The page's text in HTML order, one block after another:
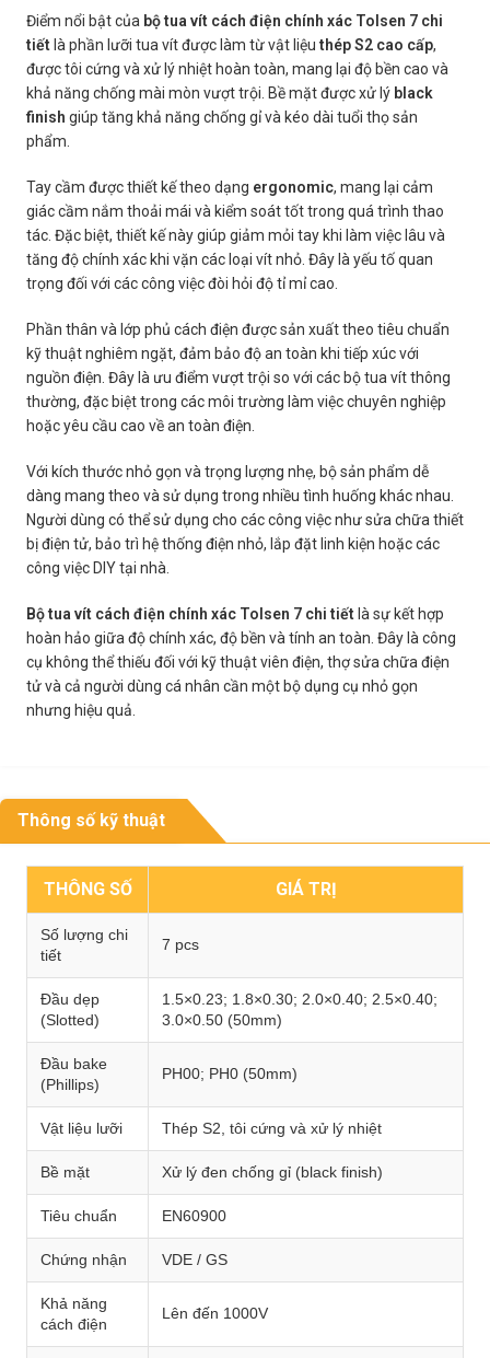
Điểm nổi bật của bộ tua vít cách điện chính xác Tolsen 7 chi
tiết là phần lưỡi tua vít được làm từ vật liệuthép S2 cao cấp,
được tôi cứng và xử lý nhiệt hoàn toàn, mang lại độ bền cao và
khả năng chống mài mòn vượt trội. Bề mặt được xử lý black
finish giúp tăng khả năng chống gỉ và kéo dài tuổi thọ sản
phẩm.
Tay cầm được thiết kế theo dạng ergonomic, mang lại cảm
giác cầm nắm thoải mái và kiểm soát tốt trong quá trình thao
tác. Đặc biệt, thiết kế này giúp giảm mỏi tay khi làm việc lâu và
tăng độ chính xác khi vặn các loại vít nhỏ. Đây là yếu tố quan
trọng đối với các công việc đòi hỏi độ tỉ mỉ cao.
Phần thân và lớp phủ cách điện được sản xuất theo tiêu chuẩn
kỹ thuật nghiêm ngặt, đảm bảo độ an toàn khi tiếp xúc với
nguồn điện. Đây là ưu điểm vượt trội so với các bộ tua vít thông
thường, đặc biệt trong các môi trường làm việc chuyên nghiệp
hoặc yêu cầu cao về an toàn điện.
Với kích thước nhỏ gọn và trọng lượng nhẹ, bộ sản phẩm dễ
dàng mang theo và sử dụng trong nhiều tình huống khác nhau.
Người dùng có thể sử dụng cho các công việc như sửa chữa thiết
bị điện tử, bảo trì hệ thống điện nhỏ, lắp đặt linh kiện hoặc các
công việc DIY tại nhà.
Bộ tua vít cách điện chính xác Tolsen 7 chi tiết là sự kết hợp
hoàn hảo giữa độ chính xác, độ bền và tính an toàn. Đây là công
cụ không thể thiếu đối với kỹ thuật viên điện, thợ sửa chữa điện
tử và cả người dùng cá nhân cần một bộ dụng cụ nhỏ gọn
nhưng hiệu quả.
Thông số kỹ thuật
THÔNG SỐ GIÁ TRỊ
Số lượng chi
tiết
7 pcs
Đầu dẹp
(Slotted)
1.5×0.23; 1.8×0.30; 2.0×0.40; 2.5×0.40;
3.0×0.50 (50mm)
Đầu bake
(Phillips)
PH00; PH0 (50mm)
Vật liệu lưỡi Thép S2, tôi cứng và xử lý nhiệt
Bề mặt Xử lý đen chống gỉ (black finish)
Tiêu chuẩn EN60900
Chứng nhận VDE / GS
Khả năng
cách điện
Lên đến 1000V